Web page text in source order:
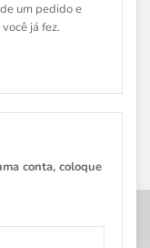
um pedido e
já fez.
conta, coloque